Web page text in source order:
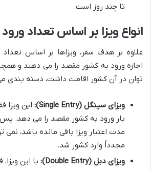
تا چند روز است.
انواع ویزا بر اساس تعداد
علاوه بر هدف سفر، ویزاها بر اساس
اجازه ورود به کشور مقصد را می دهند و
توان در آن کشور اقامت داشت، دسته بندی
ویزای سینگل (Single Entry):
این ویزا
بار ورود به کشور مقصد را می دهد. پس
مدت اعتبار ویزا باقی مانده باشد، نمی
مجدداً وارد کشور شد.
ویزای دبل (Double Entry):
با این